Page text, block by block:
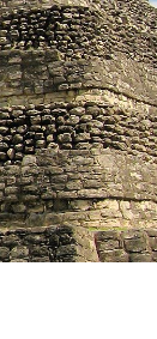
寄港地ガイド